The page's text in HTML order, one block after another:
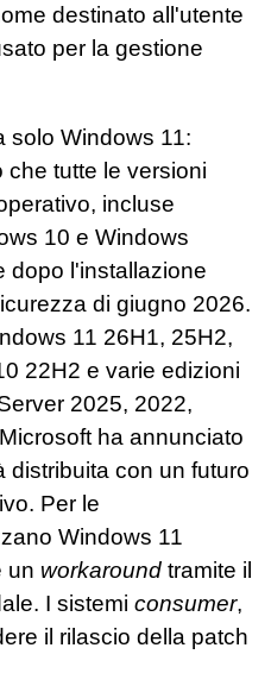
destinato all'utente
per la gestione
solo Windows 11:
che tutte le versioni
incluse
10 e Windows
dopo l'installazione
di giugno 2026.
11 26H1, 25H2,
22H2 e varie edizioni
2025, 2022,
ha annunciato
distribuita con un futuro
Per le
Windows 11
un workaround tramite il
I sistemi consumer,
il rilascio della patch